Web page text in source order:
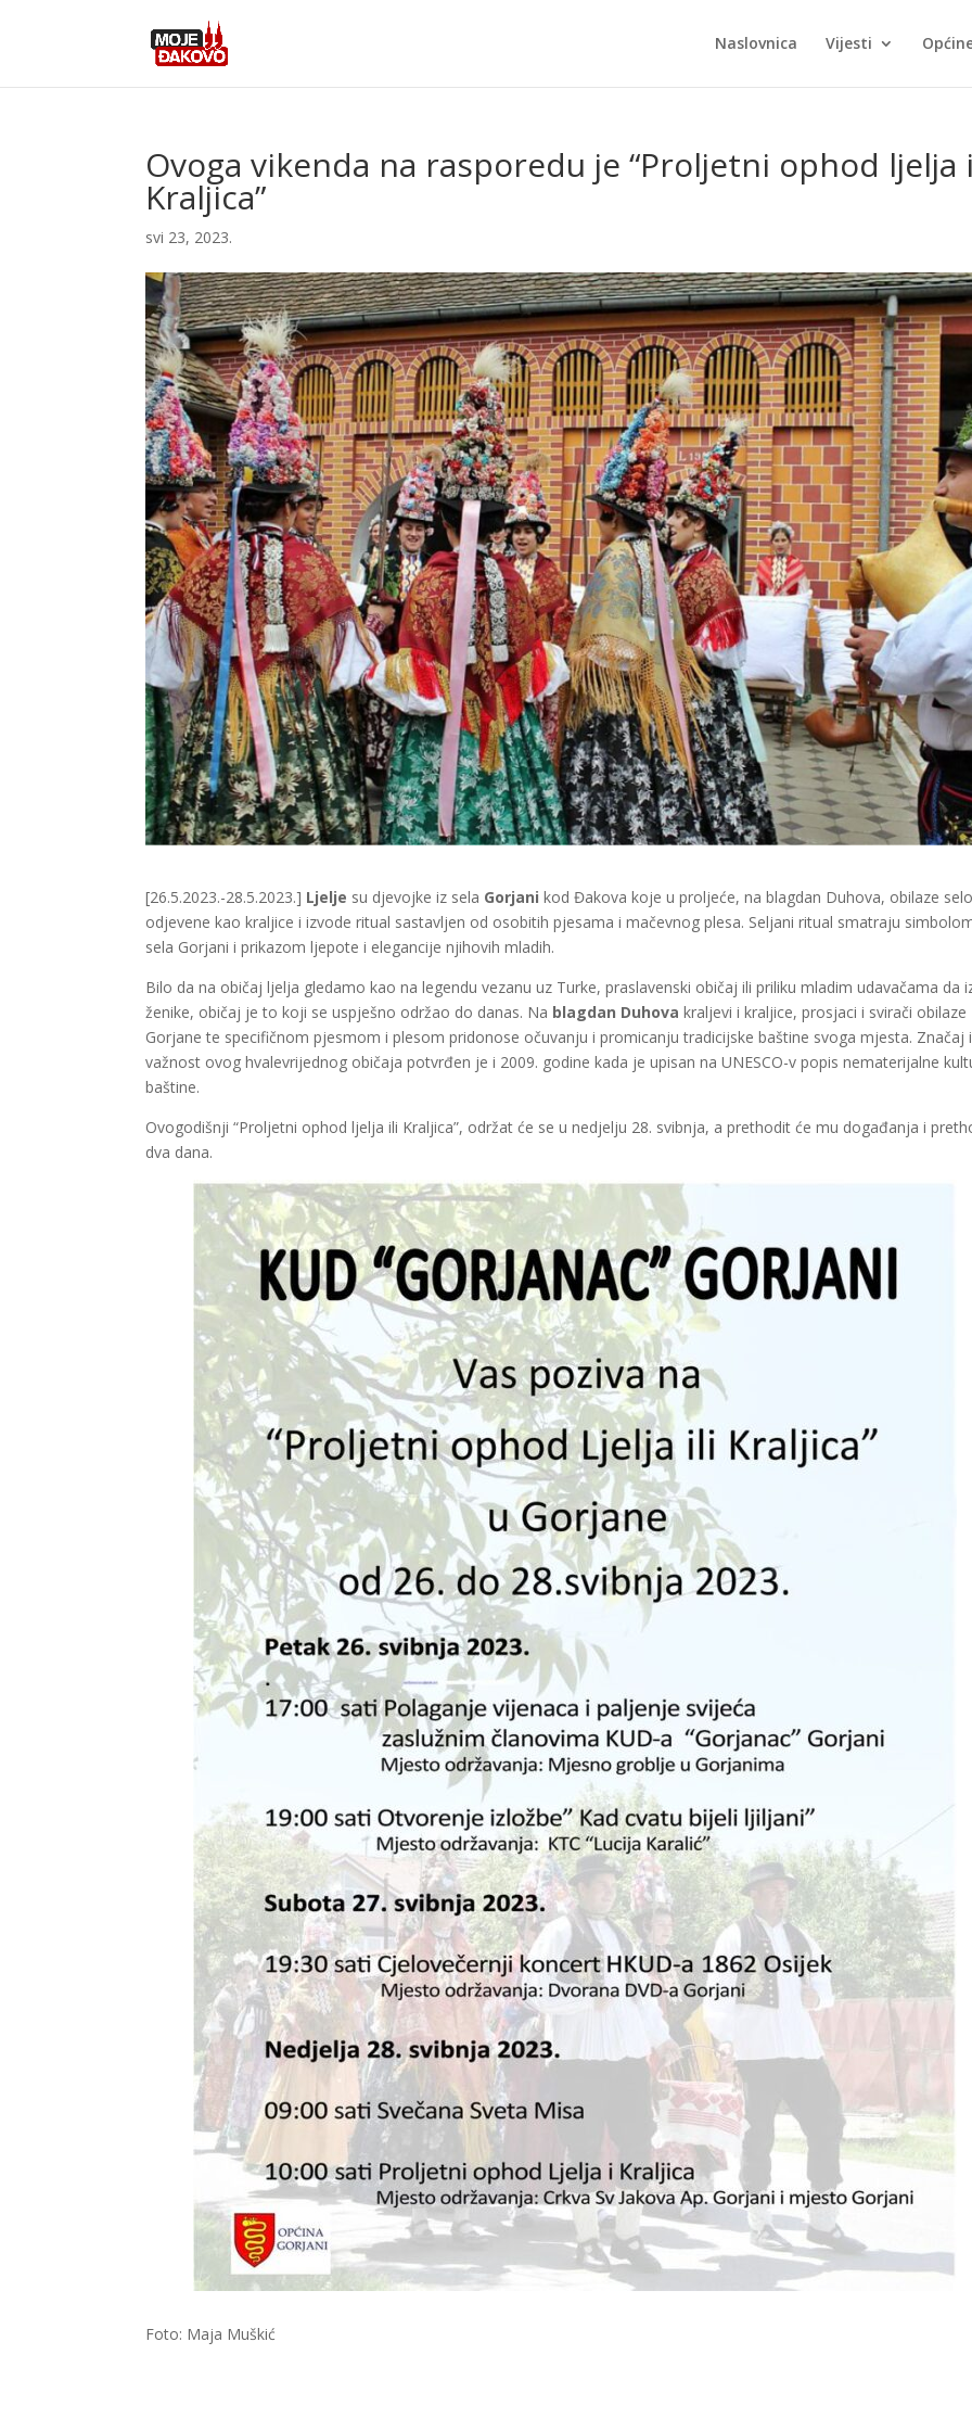
Naslovnica Vijesti
Ovoga vikenda na rasporedu je “Proljetni ophod ljelja
Kraljica”
svi 23, 2023.
[26.5.2023.-28.5.2023.] Ljelje su djevojke iz sela Gorjanikod Đakova koje u proljeće, na blagdan Duhova, obilaze
odjevene kao kraljice i izvode ritual sastavljen od osobitih pjesama i mačevnog plesa. Seljani ritual smatraju
sela Gorjani i prikazom ljepote i elegancije njihovih mladih.
Bilo da na običaj ljelja gledamo kao na legendu vezanu uz Turke, praslavenski običaj ili priliku mladim udavačama da
ženike, običaj je to koji se uspješno održao do danas. Na blagdan Duhova kraljevi i kraljice, prosjaci i svirači obilaze
Gorjane te specifičnom pjesmom i plesom pridonose očuvanju i promicanju tradicijske baštine svoga mjesta. Značaj i
važnost ovog hvalevrijednog običaja potvrđen je i 2009. godine kada je upisan na UNESCO-v popis nematerijalne
baštine.
Ovogodišnji “Proljetni ophod ljelja ili Kraljica”, održat će se u nedjelju 28. svibnja, a prethodit će mu događanja i
dva dana.
Foto: Maja Muškić